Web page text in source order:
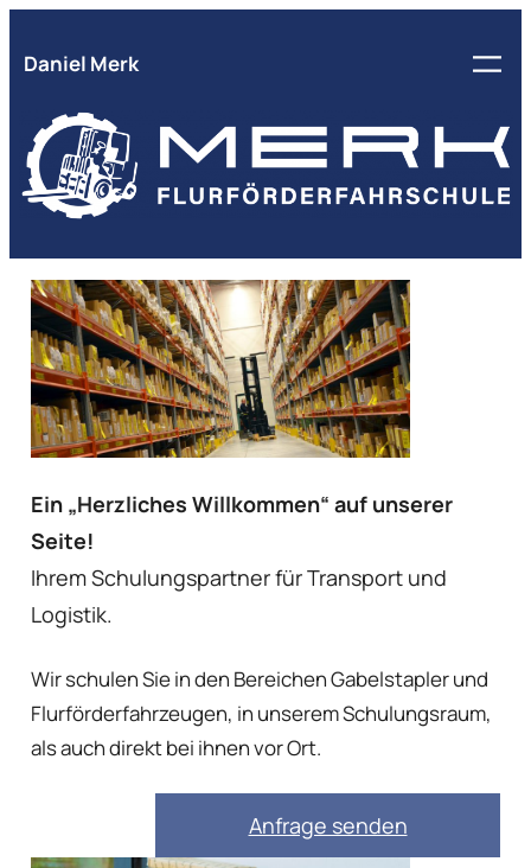
Inhalt
Daniel Merk
Ein „Herzliches Willkommen“ auf unserer
Seite!
Ihrem Schulungspartner für Transport und
Logistik.
Wir schulen Sie in den Bereichen Gabelstapler und
Flurförderfahrzeugen, in unserem Schulungsraum,
als auch direkt bei ihnen vor Ort.
Anfrage senden